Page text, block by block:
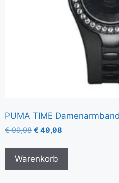
PUMA TIME
€99,98 € 49,98
Warenkorb